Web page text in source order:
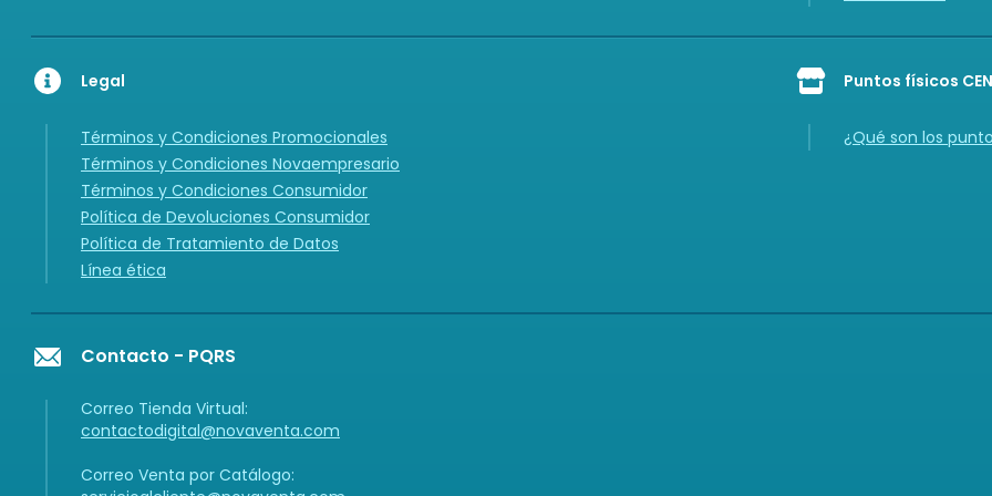
Icon of store
Puntos físicos CEN
¿Qué son los
Legal
Términos y Condiciones Promocionales
Términos y Condiciones Novaempresario
Términos y Condiciones Consumidor
Política de Devoluciones Consumidor
Política de Tratamiento de Datos
Línea ética
Contacto - PQRS
Correo Tienda Virtual:
contactodigital@novaventa.com
Correo Venta por Catálogo: